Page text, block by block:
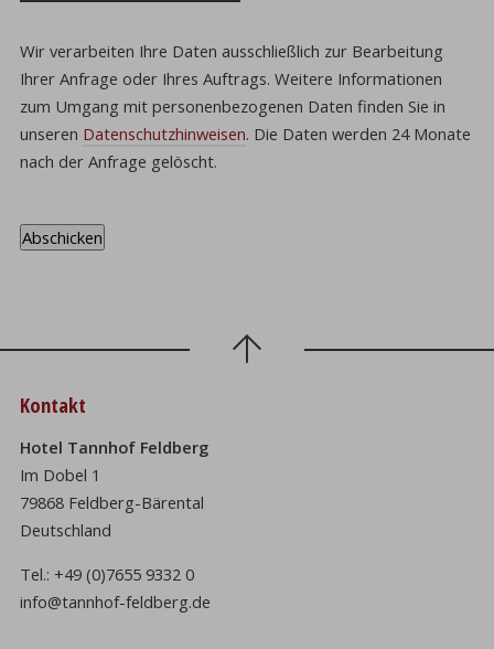
Wir verarbeiten Ihre Daten ausschließlich zur Bearbeitung
Ihrer Anfrage oder Ihres Auftrags.Weitere Informationen
zum Umgang mit personenbezogenen Daten finden Sie in
unseren Datenschutzhinweisen. Die Daten werden 24 Monate
nach der Anfrage gelöscht.
Kontakt
Hotel Tannhof Feldberg
Im Dobel 1
79868 Feldberg-Bärental
Deutschland
Tel.:+49 (0)7655 9332 0
info@tannhof-feldberg.de